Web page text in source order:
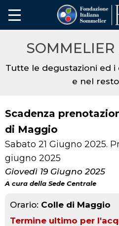
SOMMELIER
Tutte le degustazioni ed i
e nel
Scadenza
di Maggio
Sabato 21 Giugno 2025.
giugno 2025
Giovedì 19 Giugno 2025
A cura della Sede Centrale
Orario: Colle di Maggio
Termine ultimo per